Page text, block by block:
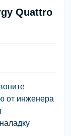
Quattro
от инженера